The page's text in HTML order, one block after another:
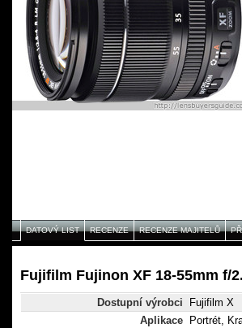
DATOVÝ LIST RECENZE RECENZE MAJITELŮ
Fujifilm Fujinon XF 18-55mm f/
Dostupní výrobci
Fujifilm X
Aplikace
Portrét,